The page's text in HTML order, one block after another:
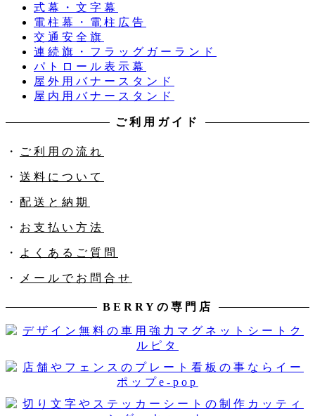
式幕・文字幕
電柱幕・電柱広告
交通安全旗
連続旗・フラッグガーランド
パトロール表示幕
屋外用バナースタンド
屋内用バナースタンド
ご利用ガイド
・ ご利用の流れ
・ 送料について
・ 配送と納期
・ お支払い方法
・ よくあるご質問
・ メールでお問合せ
BERRYの専門店